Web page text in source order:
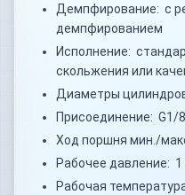
Демпфирование: с
демпфированием
Исполнение:
скольжения или
Диаметры
Присоединение: G1/
Ход поршня мин./
Рабочее давление: 1
Рабочая